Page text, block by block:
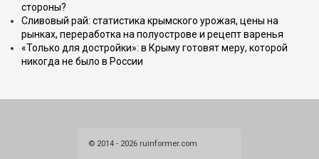
стороны?
Сливовый рай: статистика крымского урожая, цены на
рынках, переработка на полуострове и рецепт варенья
«Только для достройки»: в Крыму готовят меру, которой
никогда не было в России
© 2014 - 2026 ruinformer.com